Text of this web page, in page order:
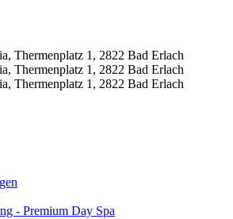
Thermenplatz 1, 2822 Bad Erlach
Thermenplatz 1, 2822 Bad Erlach
Thermenplatz 1, 2822 Bad Erlach
- Premium Day Spa